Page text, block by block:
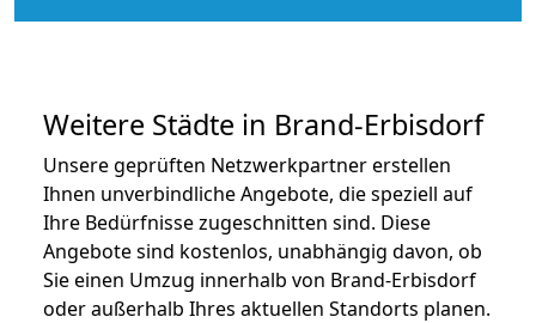
Weitere Städte in Brand-Erbisdorf
Unsere geprüften Netzwerkpartner erstellen
Ihnen unverbindliche Angebote, die speziell auf
Ihre Bedürfnisse zugeschnitten sind. Diese
Angebote sind kostenlos, unabhängig davon, ob
Sie einen Umzug innerhalb von Brand-Erbisdorf
oder außerhalb Ihres aktuellen Standorts planen.